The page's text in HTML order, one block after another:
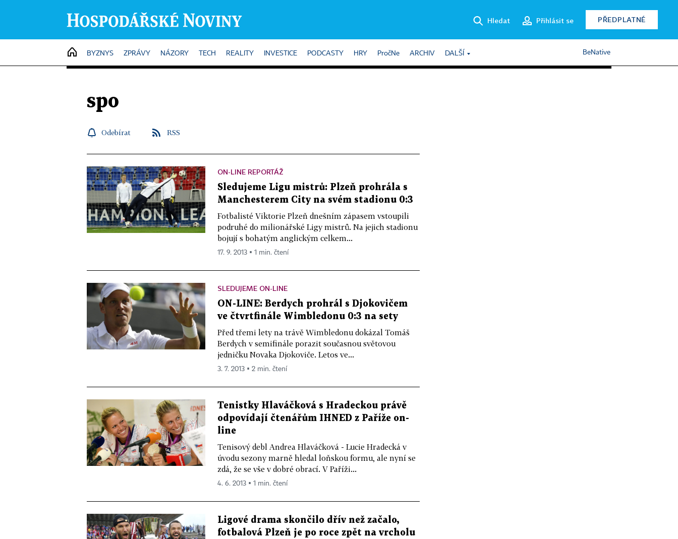
Hledat Přihlásit se PŘEDPLATNÉ
HOME
BYZNYS ZPRÁVY NÁZORY TECH REALITY INVESTICE PODCASTY HRY PročNe ARCHIV DALŠÍ BeNative
spo
Odebírat RSS
ON-LINE REPORTÁŽ
Sledujeme Ligu mistrů: Plzeň prohrála s
Manchesterem City na svém stadionu 0:3
Fotbalisté Viktorie Plzeň dnešním zápasem vstoupili
podruhé do milionářské Ligy mistrů. Na jejich stadionu
bojují s bohatým anglickým celkem...
17. 9. 2013 ▪ 1 min. čtení
SLEDUJEME ON-LINE
ON-LINE: Berdych prohrál s Djokovičem
ve čtvrtfinále Wimbledonu 0:3 na sety
Před třemi lety na trávě Wimbledonu dokázal Tomáš
Berdych v semifinále porazit současnou světovou
jedničku Novaka Djokoviče. Letos ve...
3. 7. 2013 ▪ 2 min. čtení
Tenistky Hlaváčková s Hradeckou právě
odpovídají čtenářům IHNED z Paříže on-
line
Tenisový debl Andrea Hlaváčková - Lucie Hradecká v
úvodu sezony marně hledal loňskou formu, ale nyní se
zdá, že se vše v dobré obrací. V Paříži...
4. 6. 2013 ▪ 1 min. čtení
Ligové drama skončilo dřív než začalo,
fotbalová Plzeň je po roce zpět na vrcholu